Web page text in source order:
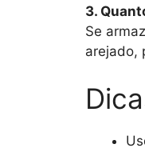
3.
Se
arejado,